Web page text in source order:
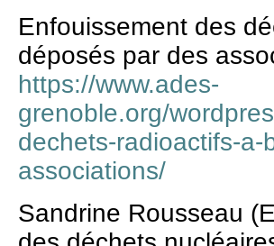
Enfouissement des
déposés par des
https://www.ades-
grenoble.org/
dechets-radioactifs-
associations/
Sandrine Rousseau